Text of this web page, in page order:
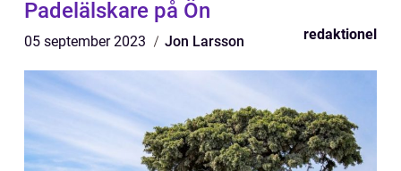
Padelälskare på Ön
05 september 2023 Jon Larsson redaktionel